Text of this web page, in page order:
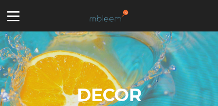
DECOR